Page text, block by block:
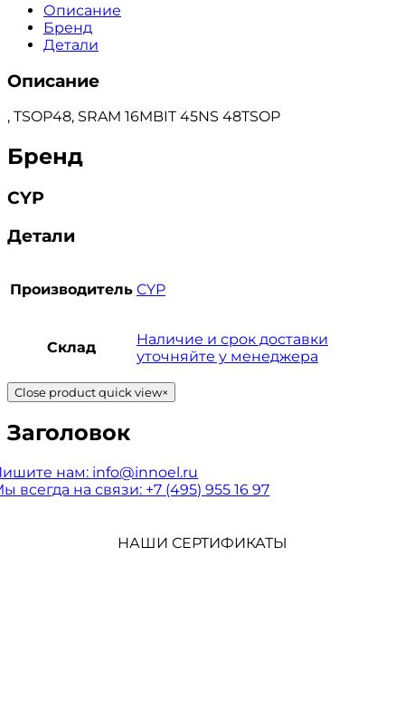
Описание
Бренд
Детали
Описание
, TSOP48, SRAM 16MBIT 45NS 48TSOP
Бренд
CYP
Детали
Производитель CYP
Склад
Наличие и срок доставки
уточняйте у менеджера
Close product quick view×
Заголовок
нам: info@innoel.ru
всегда на связи: +7 (495) 955 16 97
НАШИ СЕРТИФИКАТЫ